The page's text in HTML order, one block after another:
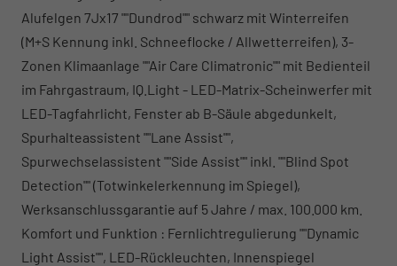
Alufelgen 7Jx17 ""Dundrod"" schwarz mit Winterreifen
(M+S Kennung inkl. Schneeflocke / Allwetterreifen), 3-
Zonen Klimaanlage ""Air Care Climatronic"" mit Bedienteil
im Fahrgastraum, IQ.Light - LED-Matrix-Scheinwerfer mit
LED-Tagfahrlicht, Fenster ab B-Säule abgedunkelt,
Spurhalteassistent ""Lane Assist"",
Spurwechselassistent ""Side Assist"" inkl. ""Blind Spot
Detection"" (Totwinkelerkennung im Spiegel),
Werksanschlussgarantie auf 5 Jahre / max. 100.000 km.
Komfort und Funktion : Fernlichtregulierung ""Dynamic
Light Assist"", LED-Rückleuchten, Innenspiegel